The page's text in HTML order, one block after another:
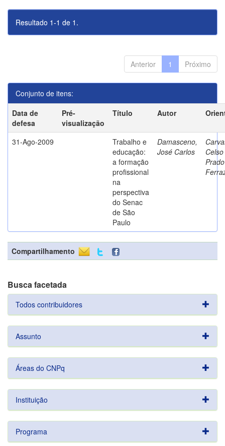
Resultado 1-1 de 1.
Anterior 1 Próximo
Conjunto de itens:
Data de
defesa
Pré-
visualização
Título Autor
31-Ago-2009
Trabalho e
educação:
a formação
profissional
na
perspectiva
do Senac
de São
Paulo
Damasceno,
José Carlos
Prado
Compartilhamento
Busca facetada
Todos contribuidores
Assunto
Áreas do CNPq
Instituição
Programa